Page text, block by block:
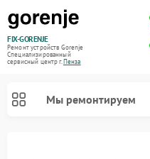
FIX-GORENJE
Ремонт устройств Gorenje
Специализированный
cервисный центр г.Пенза
Мы ремонтируем